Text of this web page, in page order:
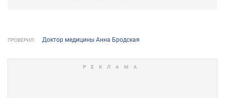
ПРОВЕРИЛ: Доктор медицины Анна Бродская